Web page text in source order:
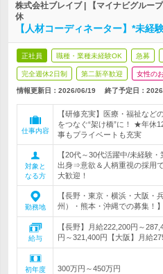
株式会社ブレイブ | 【マイナビグルー
休
【人材コーディネーター】*未経
正社員 職種・業種未経験OK 急募
完全週休2日制 第二新卒歓迎 女性の
情報更新日：2026/06/19 終了予定日：
仕事内容
【研修充実】医療・福祉など
をつなぐ“架け橋”に！ ★年休
事もプライベートも充実
対象と
なる方
【20代～30代活躍中/未経験
出身⇒意欲＆人柄重視の採用
大歓迎！
勤務地
【長野・東京・横浜・大阪・
州）・熊本・沖縄での募集！
給与
【長野】月給222,200円～
円～321,400円【大阪】月給
初年度
300万円～450万円